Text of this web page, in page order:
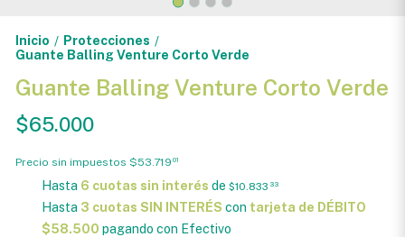
Inicio / Protecciones /
Guante Balling Venture Corto Verde
Guante Balling Venture Corto Verde
$65.000
Precio sin impuestos $53.719 01
Hasta 6 cuotas sin interés de $10.833 33
Hasta 3 cuotas SIN INTERÉS con tarjeta de DÉBITO
$58.500 pagando con Efectivo